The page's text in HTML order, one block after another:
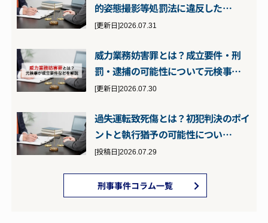
的姿態撮影等処罰法に違反した…
[更新日]2026.07.31
威力業務妨害罪とは？成立要件・刑
罰・逮捕の可能性について元検事…
[更新日]2026.07.30
過失運転致死傷とは？初犯判決のポイ
ントと執行猶予の可能性につい…
[投稿日]2026.07.29
刑事事件コラム一覧